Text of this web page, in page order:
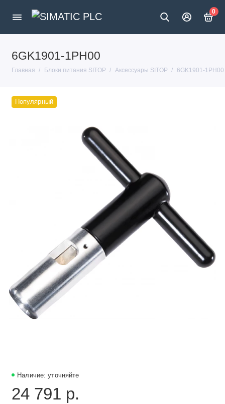
0
6GK1901-1PH00
Главная Блоки питания SITOP Аксессуары SITOP 6GK1901-1PH00
Популярный
Наличие: уточняйте
24 791 р.